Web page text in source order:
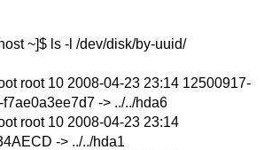
~]$ ls -l /dev/disk/by-uuid/
root 10 2008-04-23 23:14 12500917-
-> ../../hda6
root 10 2008-04-23 23:14
-> ../../hda1